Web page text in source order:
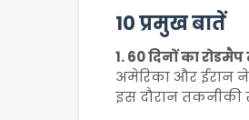
10 प्रमुख बातें
1. 60 दिनों का रोडमैप
अमेरिका और ईरान ने
इस दौरान तकनीकी